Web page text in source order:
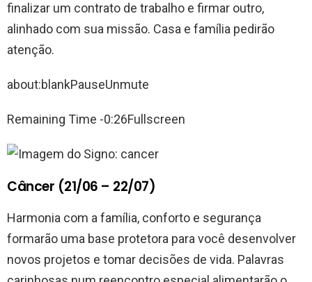
finalizar um contrato de trabalho e firmar outro,
alinhado com sua missão. Casa e família pedirão
atenção.
about:blankPauseUnmute
Remaining Time -0:26Fullscreen
Câncer (21/06 – 22/07)
Harmonia com a família, conforto e segurança
formarão uma base protetora para você desenvolver
novos projetos e tomar decisões de vida. Palavras